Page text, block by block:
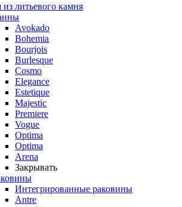
из литьевого камня
Avokado
Bohemia
Bourjois
Burlesque
Cosmo
Elegance
Estetique
Majestic
Premiere
Vogue
Optima
Optima
Arena
Закрывать
Интегрированные раковины
Antre